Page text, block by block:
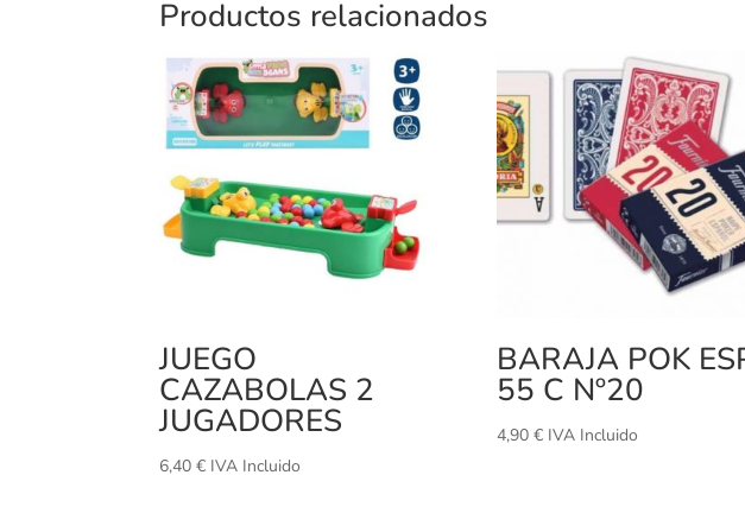
Productos relacionados
JUEGO
CAZABOLAS 2
JUGADORES
6,40€ IVA Incluido
BARAJA POK
55 C Nº20
4,90 € IVA Incluido